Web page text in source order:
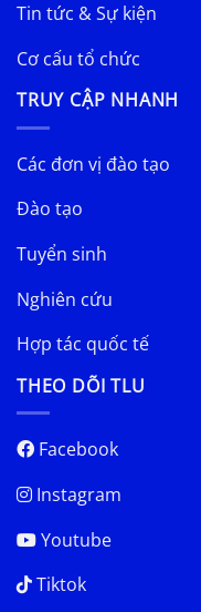
Tin tức & Sự kiện
Cơ cấu tổ chức
TRUY CẬP NHANH
Các đơn vị đào tạo
Đào tạo
Tuyển sinh
Nghiên cứu
Hợp tác quốc tế
THEO DÕI TLU
Facebook
Instagram
Youtube
Tiktok